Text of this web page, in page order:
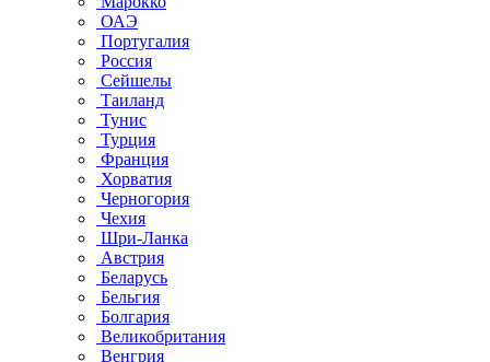
ОАЭ
Португалия
Россия
Сейшелы
Таиланд
Тунис
Турция
Франция
Хорватия
Черногория
Чехия
Шри-Ланка
Австрия
Беларусь
Бельгия
Болгария
Великобритания
Венгрия